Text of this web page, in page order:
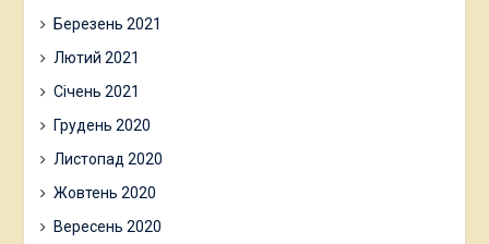
Березень 2021
Лютий 2021
Січень 2021
Грудень 2020
Листопад 2020
Жовтень 2020
Вересень 2020